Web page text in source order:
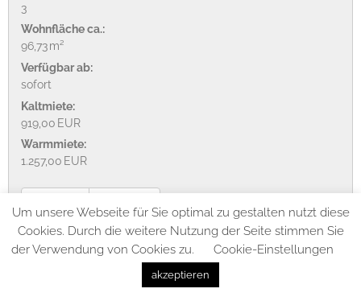
3
Wohnfläche ca.:
96,73 m²
Verfügbar ab:
sofort
Kaltmiete:
919,00 EUR
Warmmiete:
1.257,00 EUR
Um unsere Webseite für Sie optimal zu gestalten nutzt diese
Cookies. Durch die weitere Nutzung der Seite stimmen Sie
der Verwendung von Cookies zu.
Cookie-Einstellungen
akzeptieren